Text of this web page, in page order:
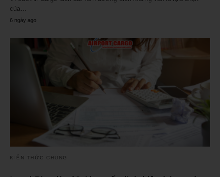
của…
6 ngày ago
KIẾN THỨC CHUNG